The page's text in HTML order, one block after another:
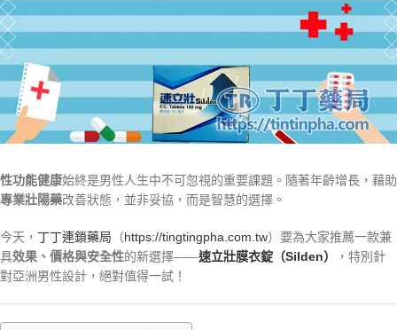
性功能健康始終是男性人生中不可忽視的重要課題。隨著年齡增長，藉助
專業壯陽藥改善狀態，並非妥協，而是智慧的選擇。
今天， 丁丁連鎖藥局 （https://tingtingpha.com.tw）要為大家推薦一款兼
具效果、價格與安全性的新選擇——速立壯膜衣錠（Silden）
，特別針
對亞洲男性設計，絕對值得一試！